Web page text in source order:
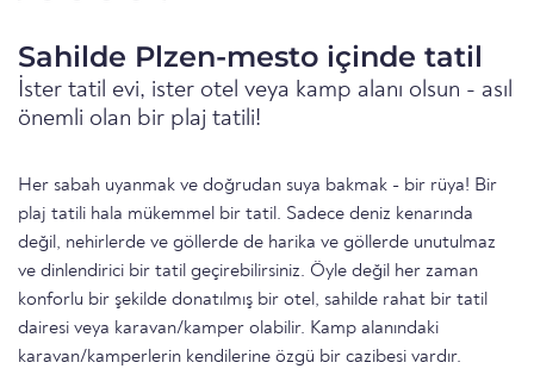
Sahilde Plzen-mesto içinde tatil
İster tatil evi, ister otel veya kamp alanı olsun - asıl
önemli olan bir plaj tatili!
Her sabah uyanmak ve doğrudan suya bakmak - bir rüya! Bir
plaj tatili hala mükemmel bir tatil. Sadece deniz kenarında
değil, nehirlerde ve göllerde de harika ve göllerde unutulmaz
ve dinlendirici bir tatil geçirebilirsiniz. Öyle değil her zaman
konforlu bir şekilde donatılmış bir otel, sahilde rahat bir tatil
dairesi veya karavan/kamper olabilir. Kamp alanındaki
karavan/kamperlerin kendilerine özgü bir cazibesi vardır.